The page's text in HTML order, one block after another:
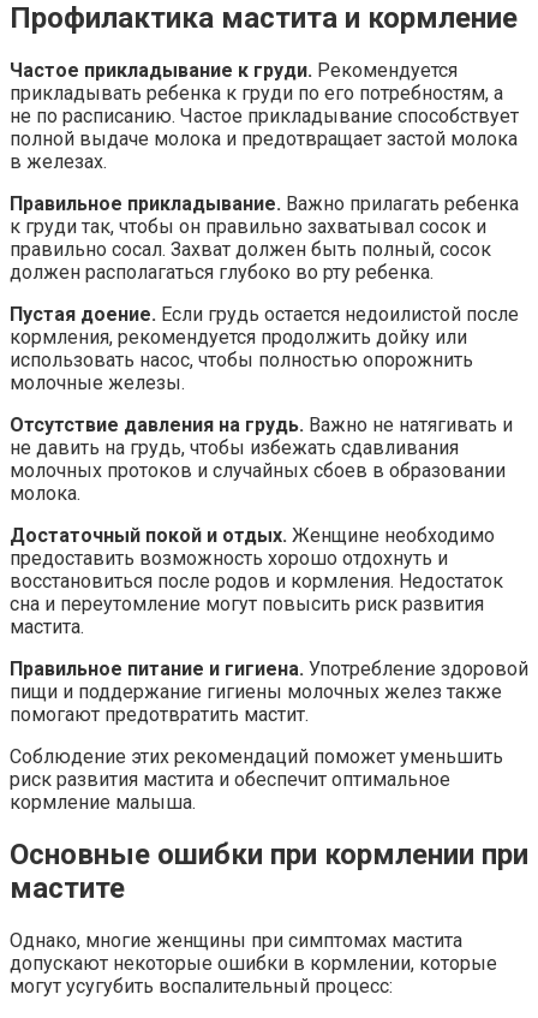
Профилактика мастита и кормление
Частое прикладывание к груди. Рекомендуется
прикладывать ребенка к груди по его потребностям, а
не по расписанию. Частое прикладывание способствует
полной выдаче молока и предотвращает застой молока
в железах.
Правильное прикладывание. Важно прилагать ребенка
к груди так, чтобы он правильно захватывал сосок и
правильно сосал. Захват должен быть полный, сосок
должен располагаться глубоко во рту ребенка.
Пустая доение. Если грудь остается недоилистой после
кормления, рекомендуется продолжить дойку или
использовать насос, чтобы полностью опорожнить
молочные железы.
Отсутствие давления на грудь. Важно не натягивать и
не давить на грудь, чтобы избежать сдавливания
молочных протоков и случайных сбоев в образовании
молока.
Достаточный покой и отдых. Женщине необходимо
предоставить возможность хорошо отдохнуть и
восстановиться после родов и кормления. Недостаток
сна и переутомление могут повысить риск развития
мастита.
Правильное питание и гигиена. Употребление здоровой
пищи и поддержание гигиены молочных желез также
помогают предотвратить мастит.
Соблюдение этих рекомендаций поможет уменьшить
риск развития мастита и обеспечит оптимальное
кормление малыша.
Основные ошибки при кормлении при
мастите
Однако, многие женщины при симптомах мастита
допускают некоторые ошибки в кормлении, которые
могут усугубить воспалительный процесс: